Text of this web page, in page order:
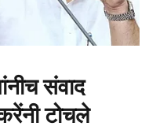
संवाद
टोचले